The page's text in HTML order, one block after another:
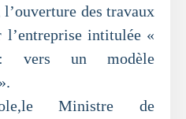
des travaux
l’entreprise intitulée «
: vers un modèle
Ministre de